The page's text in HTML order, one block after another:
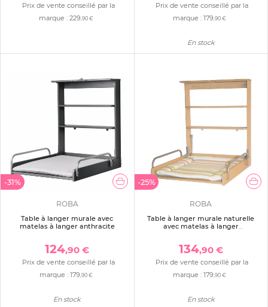
Prix de vente conseillé par la
marque : 229 ,90 €
Prix de vente conseillé par la
marque :179,90 €
En stock
-31%
ROBA
Table à langer murale avec
matelas à langer anthracite
124,90 €
Prix de vente conseillé par la
marque : 179 ,90 €
En stock
-25%
ROBA
Table à langer murale naturelle
avec matelas à langer
134,90 €
Prix de vente conseillé par la
marque :179,90 €
En stock